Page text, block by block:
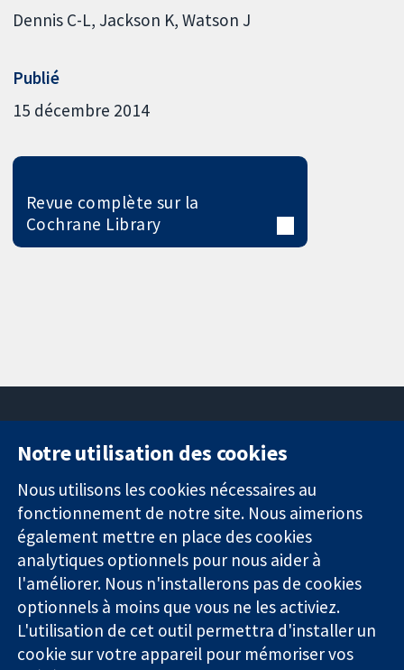
Dennis C-L Jackson K Watson J
Publié
15 décembre 2014
Revue complète sur la
Cochrane Library
Des données
probantes.
Des décisions
éclairées.
Une meilleure
santé.
11-13 Cavendish
Square
Londres
W1G0AN
Royaume-Uni
nous
Actualités
Service de
presse
Qui sommes-
nous
Offres
d'emploi
Library
Notre utilisation des cookies
Nous utilisons les cookies nécessaires au
fonctionnement de notre site. Nous aimerions
également mettre en place des cookies
analytiques optionnels pour nous aider à
l'améliorer. Nous n'installerons pas de cookies
optionnels à moins que vous ne les activiez.
L'utilisation de cet outil permettra d'installer un
cookie sur votre appareil pour mémoriser vos